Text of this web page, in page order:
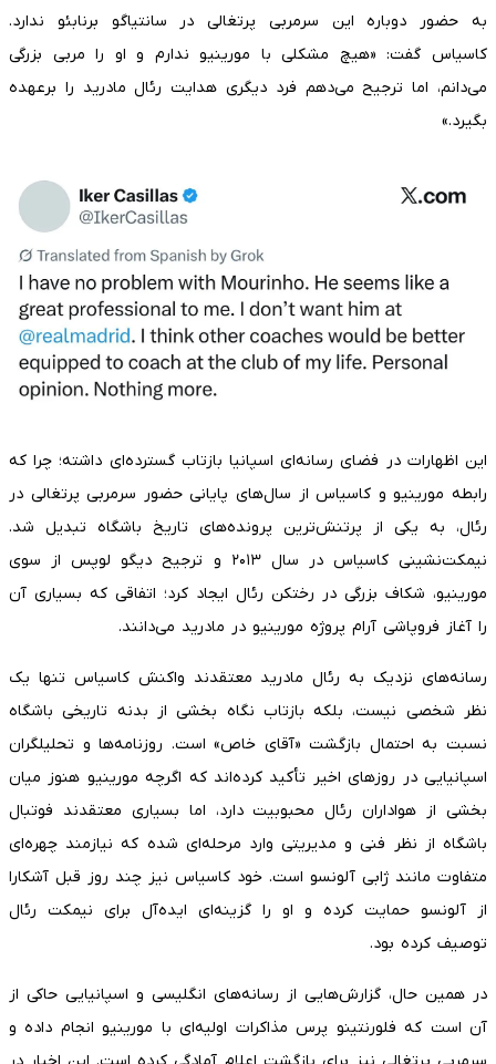
به حضور دوباره این سرمربی پرتغالی در سانتیاگو برنابئو ندارد.
کاسیاس گفت: «هیچ مشکلی با مورینیو ندارم و او را مربی بزرگی
می‌دانم، اما ترجیح می‌دهم فرد دیگری هدایت رئال مادرید را برعهده
بگیرد.»
این اظهارات در فضای رسانه‌ای اسپانیا بازتاب گسترده‌ای داشته؛ چرا که
رابطه مورینیو و کاسیاس از سال‌های پایانی حضور سرمربی پرتغالی در
رئال، به یکی از پرتنش‌ترین پرونده‌های تاریخ باشگاه تبدیل شد.
نیمکت‌نشینی کاسیاس در سال ۲۰۱۳ و ترجیح دیگو لوپس از سوی
مورینیو، شکاف بزرگی در رختکن رئال ایجاد کرد؛ اتفاقی که بسیاری آن
را آغاز فروپاشی آرام پروژه مورینیو در مادرید می‌دانند.
رسانه‌های نزدیک به رئال مادرید معتقدند واکنش کاسیاس تنها یک
نظر شخصی نیست، بلکه بازتاب نگاه بخشی از بدنه تاریخی باشگاه
نسبت به احتمال بازگشت «آقای خاص» است. روزنامه‌ها و تحلیلگران
اسپانیایی در روزهای اخیر تأکید کرده‌اند که اگرچه مورینیو هنوز میان
بخشی از هواداران رئال محبوبیت دارد، اما بسیاری معتقدند فوتبال
باشگاه از نظر فنی و مدیریتی وارد مرحله‌ای شده که نیازمند چهره‌ای
متفاوت مانند ژابی آلونسو است. خود کاسیاس نیز چند روز قبل آشکارا
از آلونسو حمایت کرده و او را گزینه‌ای ایده‌آل برای نیمکت رئال
توصیف کرده بود.
در همین حال، گزارش‌هایی از رسانه‌های انگلیسی و اسپانیایی حاکی از
آن است که فلورنتینو پرس مذاکرات اولیه‌ای با مورینیو انجام داده و